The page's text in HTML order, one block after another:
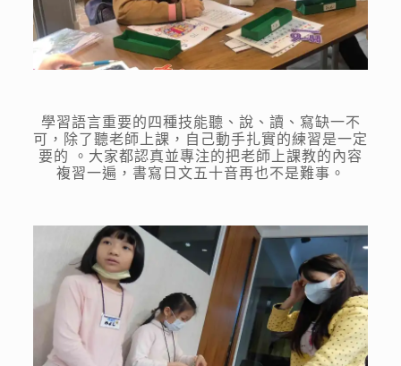
學習語言重要的四種技能聽、說、讀、寫缺一不
可，除了聽老師上課，自己動手扎實的練習是一定
要的 。大家都認真並專注的把老師上課教的內容
複習一遍，書寫日文五十音再也不是難事。